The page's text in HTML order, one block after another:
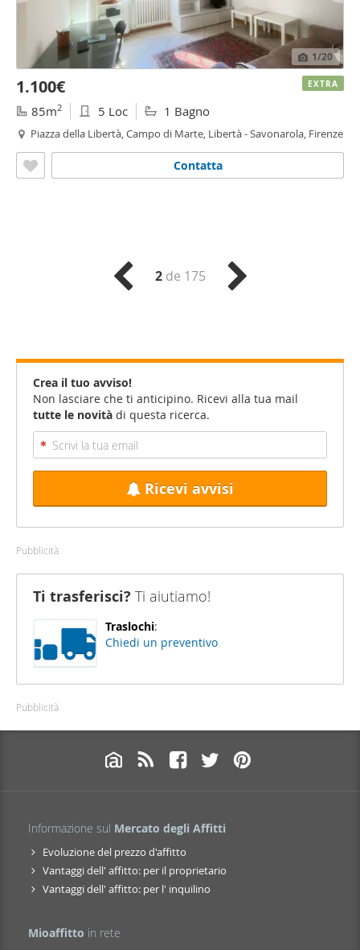
1/20
1.100€
85m2 5 Loc 1 Bagno
Piazza della Libertà, Campo di Marte, Libertà - Savonarola, Firenze
Contatta
EXTRA
2de 175
Crea il tuo avviso!
Non lasciare che ti anticipino. Ricevi alla tua mail
tutte le novità di questa ricerca.
Ricevi avvisi
Pubblicità
Ti trasferisci? Ti aiutiamo!
Traslochi:
Chiedi un preventivo
Pubblicità
Informazione sul Mercato degli Affitti
Evoluzione del prezzo d'affitto
Vantaggi dell' affitto: per il proprietario
Vantaggi dell' affitto: per l' inquilino
Mioaffitto in rete